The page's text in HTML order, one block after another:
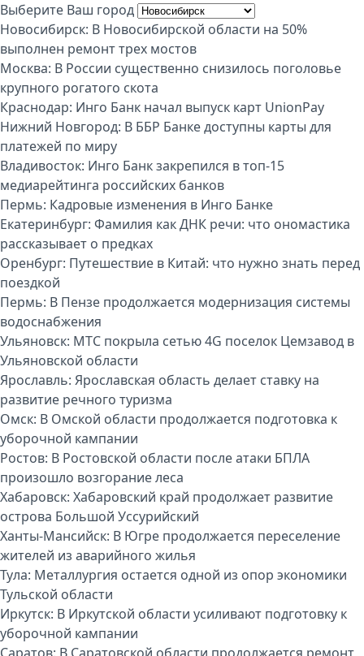
Выберите Ваш город
Новосибирск: В Новосибирской области на 50%
выполнен ремонт трех мостов
Москва: В России существенно снизилось поголовье
крупного рогатого скота
Краснодар: Инго Банк начал выпуск карт UnionPay
Нижний Новгород: В ББР Банке доступны карты для
платежей по миру
Владивосток: Инго Банк закрепился в топ-15
медиарейтинга российских банков
Пермь: Кадровые изменения в Инго Банке
Екатеринбург: Фамилия как ДНК речи: что ономастика
рассказывает о предках
Оренбург: Путешествие в Китай: что нужно знать перед
поездкой
Пермь: В Пензе продолжается модернизация системы
водоснабжения
Ульяновск: МТС покрыла сетью 4G поселок Цемзавод в
Ульяновской области
Ярославль: Ярославская область делает ставку на
развитие речного туризма
Омск: В Омской области продолжается подготовка к
уборочной кампании
Ростов: В Ростовской области после атаки БПЛА
произошло возгорание леса
Хабаровск: Хабаровский край продолжает развитие
острова Большой Уссурийский
Ханты-Мансийск: В Югре продолжается переселение
жителей из аварийного жилья
Тула: Металлургия остается одной из опор экономики
Тульской области
Иркутск: В Иркутской области усиливают подготовку к
уборочной кампании